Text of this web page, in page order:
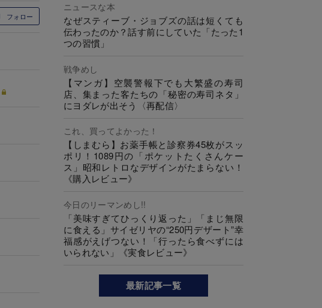
フォロー
ニュースな本
なぜスティーブ・ジョブズの話は短くても
伝わったのか？話す前にしていた「たった1
つの習慣」
戦争めし
【マンガ】空襲警報下でも大繁盛の寿司
店、集まった客たちの「秘密の寿司ネタ」
にヨダレが出そう〈再配信〉
これ、買ってよかった！
【しまむら】お薬手帳と診察券45枚がスッ
ポリ！1089円の「ポケットたくさんケー
ス」昭和レトロなデザインがたまらない！
《購入レビュー》
今日のリーマンめし!!
「美味すぎてひっくり返った」「まじ無限
に食える」サイゼリヤの“250円デザート”幸
福感がえげつない！「行ったら食べずには
いられない」《実食レビュー》
最新記事一覧